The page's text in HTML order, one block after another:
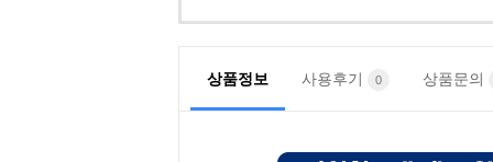
상품정보 사용후기 0 상품문의